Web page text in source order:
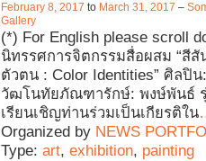
February 8, 2017 to March 31, 2017 –
Gallery
(*) For English please scroll
นิทรรศการจิตกรรมสื่อผสม “สี
ตัวตน : Color Identities” ศิลปิ
วัฒโนทัยภัณฑารักษ์: พงษ์พันธ์
เรียนเชิญท่านร่วมเป็นเกียรติใน
Organized by NEWS
Type: art, exhibition, painting